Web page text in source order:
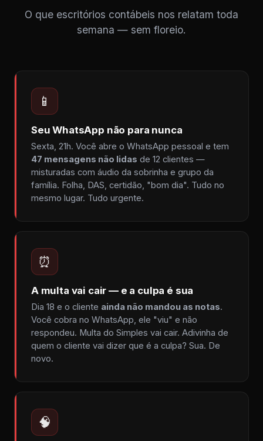
O que escritórios contábeis nos relatam toda
semana — sem floreio.
📱
Seu WhatsApp não para nunca
Sexta, 21h. Você abre o WhatsApp pessoal e tem
47 mensagens não lidas de 12 clientes —
misturadas com áudio da sobrinha e grupo da
família. Folha, DAS, certidão, "bom dia". Tudo no
mesmo lugar. Tudo urgente.
⏰
A multa vai cair — e a culpa é sua
Dia 18 e o cliente ainda não mandou as notas.
Você cobra no WhatsApp, ele "viu" e não
respondeu. Multa do Simples vai cair. Adivinha de
quem o cliente vai dizer que é a culpa? Sua. De
novo.
🧠